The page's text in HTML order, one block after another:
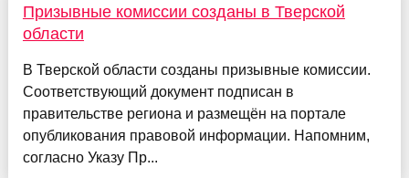
Призывные комиссии созданы в Тверской
области
В Тверской области созданы призывные комиссии.
Соответствующий документ подписан в
правительстве региона и размещён на портале
опубликования правовой информации. Напомним,
согласно Указу Пр...